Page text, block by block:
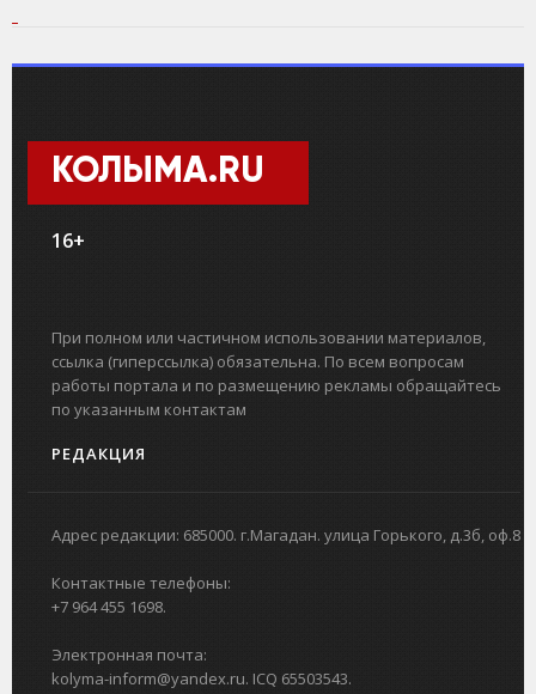
КОЛЫМА.RU
16+
При полном или частичном использовании материалов,
ссылка (гиперссылка) обязательна. По всем вопросам
работы портала и по размещению рекламы обращайтесь
по указанным контактам
РЕДАКЦИЯ
Адрес редакции: 685000. г.Магадан. улица Горького, д.3б, оф.8
Контактные телефоны:
+7 964 455 1698.
Электронная почта:
kolyma-inform@yandex.ru. ICQ 65503543.